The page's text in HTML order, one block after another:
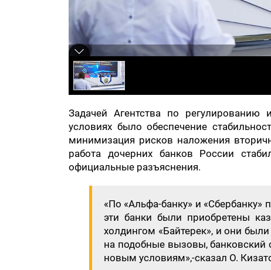
Задачей Агентства по
условиях было обеспечение
минимизация рисков наложения
работа дочерних банков России
официальные разъяснения.
«По «Альфа-банку» и
эти банки были приобретены
холдингом «Байтерек», и они
на подобные вызовы, банковский
новым условиям»,-сказал О.